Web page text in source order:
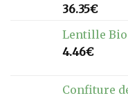
36.35€
Lentille
4.46€
Confiture